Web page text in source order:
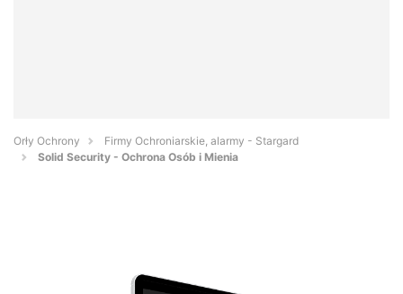
Orły Ochrony
Firmy Ochroniarskie, alarmy - Stargard
Solid Security - Ochrona Osób i Mienia